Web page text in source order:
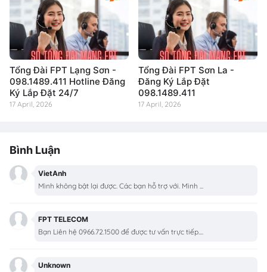
Tổng Đài FPT Lạng Sơn -
098.1489.411 Hotline Đăng
Ký Lắp Đặt 24/7
17 April, 2026
Tổng Đài FPT Sơn La -
Đăng Ký Lắp Đặt
098.1489.411
17 April, 2026
Bình Luận
VietAnh
Mình không bật lại được. Các bạn hỗ trợ với. Mình ...
FPT TELECOM
Bạn Liên hệ 0966.72.1500 để được tư vấn trực tiếp....
Unknown